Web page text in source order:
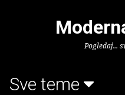
Pogledaj...
Sve teme